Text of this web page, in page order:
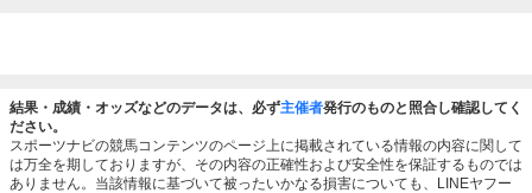
結果・成績・オッズなどのデータは、必ず主催者発行のものと照合し確認してく
ださい。
スポーツナビの競馬コンテンツのページ上に掲載されている情報の内容に関して
は万全を期しておりますが、その内容の正確性および安全性を保証するものでは
ありません。当該情報に基づいて被ったいかなる損害についても、LINEヤフー